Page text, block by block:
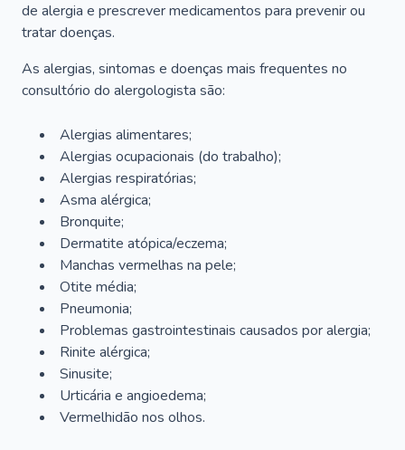
de alergia e prescrever medicamentos para prevenir ou
tratar doenças.
As alergias, sintomas e doenças mais frequentes no
consultório do alergologista são:
Alergias alimentares;
Alergias ocupacionais (do trabalho);
Alergias respiratórias;
Asma alérgica;
Bronquite;
Dermatite atópica/eczema;
Manchas vermelhas na pele;
Otite média;
Pneumonia;
Problemas gastrointestinais causados por alergia;
Rinite alérgica;
Sinusite;
Urticária e angioedema;
Vermelhidão nos olhos.